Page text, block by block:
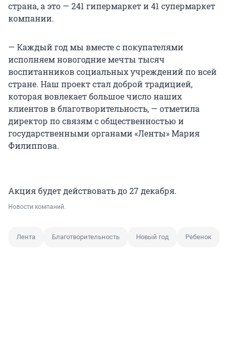
страна, а это — 241 гипермаркет и 41 супермаркет
компании.
— Каждый год мы вместе с покупателями
исполняем новогодние мечты тысяч
воспитанников социальных учреждений по всей
стране. Наш проект стал доброй традицией,
которая вовлекает большое число наших
клиентов в благотворительность, — отметила
директор по связям с общественностью и
государственными органами «Ленты» Мария
Филиппова.
Акция будет действовать до 27 декабря.
Новости компаний.
Лента Благотворительность Новый год Ребенок